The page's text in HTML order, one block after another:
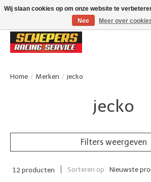
Klanten beoordelen ons met een 4,8/5 op Google
Home / Merken / jecko
jecko
Filters weergeven
12 producten Sorteren op Nieuwste
Wij slaan cookies op om onze website te
Nee
Meer over